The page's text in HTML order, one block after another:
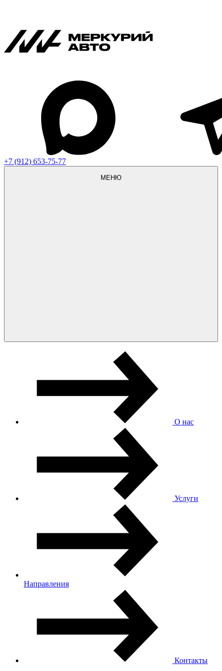
+7 (912) 653-75-77
МЕНЮ
О нас
Услуги
Направления
Контакты